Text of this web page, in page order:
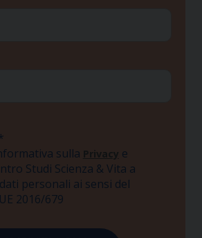
sulla Privacy e
Studi Scienza & Vita a
personali ai sensi del
2016/679